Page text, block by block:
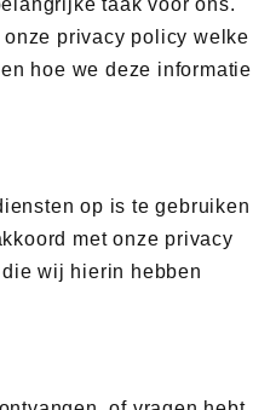
privacy policy welke
hoe we deze informatie
op is te gebruiken
met onze privacy
wij hierin hebben